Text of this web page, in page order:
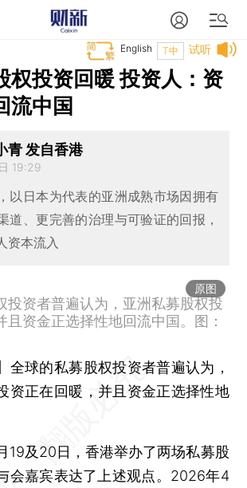
试听
T中
English
权投资回暖 投资人：资
流中国
青 发自香港
19:29
以日本为代表的亚洲成熟市场因拥有
道、更完善的治理与可验证的回报，
资本流入
原图
投资者普遍认为，亚洲私募股权投
且资金正选择性地回流中国。图：
全球的私募股权投资者普遍认为，
资正在回暖，并且资金正选择性地
及20日，香港举办了两场私募股
会嘉宾表达了上述观点。2026年4